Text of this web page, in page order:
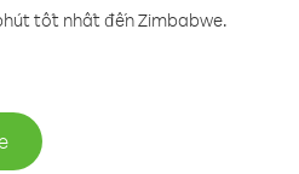
tốt nhất đến Zimbabwe.